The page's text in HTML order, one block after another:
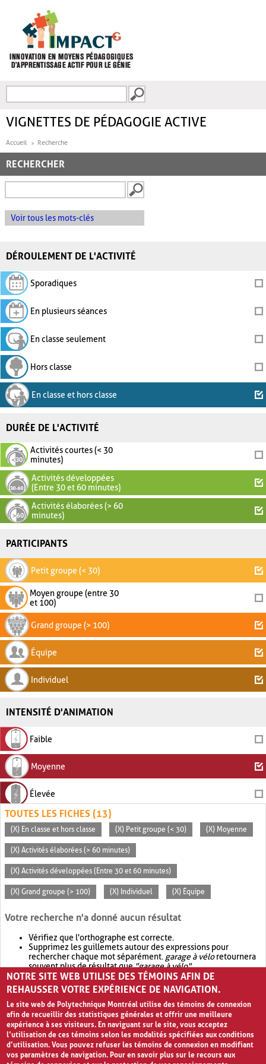
FORMULAIRE DE
VIGNETTES DE PÉDAGOGIE ACTIVE
Accueil Recherche
RECHERCHER
Voir tous les mots-clés
DÉROULEMENT DE L'ACTIVITÉ
Sporadiques
En plusieurs séances
En classe seulement
Hors classe
En classe et hors classe
DURÉE DE L'ACTIVITÉ
Activités courtes (< 30
minutes)
Activités développées
(Entre 30 et 60 minutes)
Activités élaborées (> 60
minutes)
PARTICIPANTS
Petit groupe (< 30)
Moyen groupe (entre 30
et 100)
Grand groupe (> 100)
Équipe
Individuel
INTENSITÉ D'ANIMATION
Faible
Moyenne
Élevée
TOUTES LES FICHES (13)
(X) En classe et hors classe (X) Petit groupe (< 30) (X) Moyenne
(X) Activités élaborées (> 60 minutes)
(X) Activités développées (Entre 30 et 60 minutes)
(X) Grand groupe (> 100) (X) Individuel (X) Équipe
Votre recherche n'a donné aucun résultat
Vérifiez que l'orthographe est correcte.
Supprimez les guillemets autour des expressions pour
rechercher chaque mot séparément. garage à véloretournera
souvent plus de résultat que"garage à vélo".
Envisagez d'élargir votre recherche avec OR.garage OR vélo
retournera souvent plus de résultat quegarage à vélo
NOTRE SITE WEB UTILISE DES TÉMOINS AFIN DE
REHAUSSER VOTRE EXPÉRIENCE DE NAVIGATION.
Le site web de Polytechnique Montréal utilise des témoins de connexion
afin de recueillir des statistiques générales et offrir une meilleure
expérience à ses visiteurs. En naviguant sur le site, vous acceptez
l’utilisation de ces témoins selon les modalités spécifiées aux conditions
d’utilisation. Vous pouvez refuser les témoins de connexion en modifiant
vos paramètres de navigation. Pour en savoir plus sur le recours aux